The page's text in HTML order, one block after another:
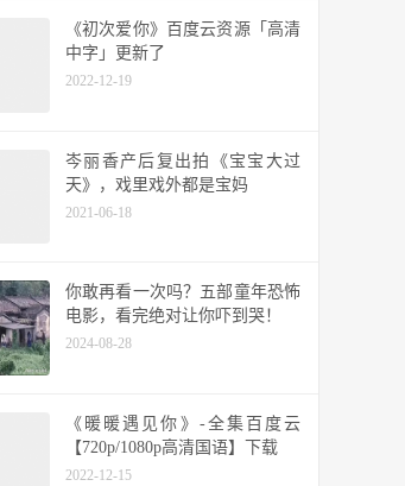
《初次爱你》百度云资源「高清
中字」更新了
2022-12-19
岑丽香产后复出拍《宝宝大过
天》，戏里戏外都是宝妈
2021-06-18
你敢再看一次吗？五部童年恐怖
电影，看完绝对让你吓到哭！
2024-08-28
《暖暖遇见你》-全集百度云
【720p/1080p高清国语】下载
2022-12-15